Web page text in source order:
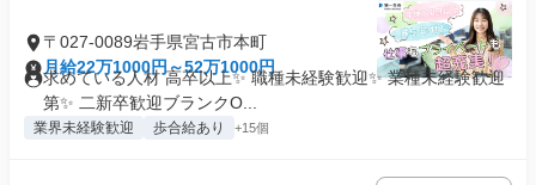
〒027-0089岩手県宮古市本町
月給22万1000円～52万1000円
求めている人材 高卒以上✨ 職種未経験歓迎✨ 業種未経験歓迎
第✨ 二新卒歓迎ブランクO...
業界未経験歓迎 歩合給あり +15個